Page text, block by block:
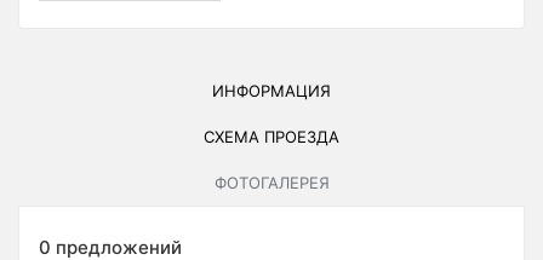
ИНФОРМАЦИЯ
СХЕМА ПРОЕЗДА
ФОТОГАЛЕРЕЯ
0 предложений